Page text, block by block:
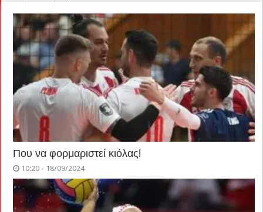
Που να φορμαριστεί κιόλας!
10:20 - 18/09/2024